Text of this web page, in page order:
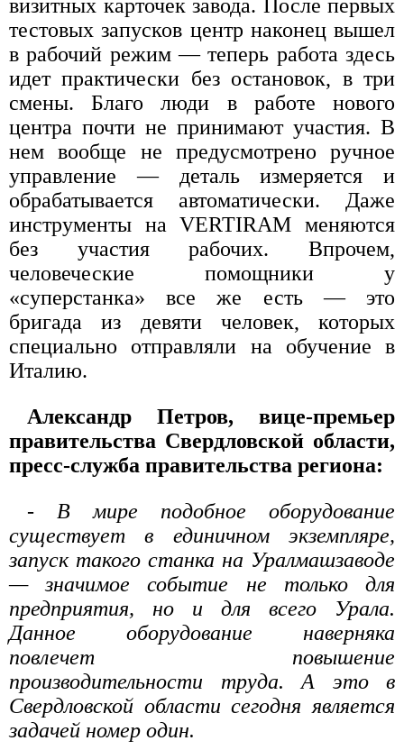
визитных карточек завода. После первых
тестовых запусков центр наконец вышел
в рабочий режим — теперь работа здесь
идет практически без остановок, в три
смены. Благо люди в работе нового
центра почти не принимают участия. В
нем вообще не предусмотрено ручное
управление — деталь измеряется и
обрабатывается автоматически. Даже
инструменты на VERTIRAM меняются
без участия рабочих. Впрочем,
человеческие помощники у
«суперстанка» все же есть — это
бригада из девяти человек, которых
специально отправляли на обучение в
Италию.
Александр Петров, вице-премьер
правительства Свердловской области,
пресс-служба правительства региона:
- В мире подобное оборудование
существует в единичном экземпляре,
запуск такого станка на Уралмашзаводе
— значимое событие не только для
предприятия, но и для всего Урала.
Данное оборудование наверняка
повлечет повышение
производительности труда. А это в
Свердловской области сегодня является
задачей номер один.